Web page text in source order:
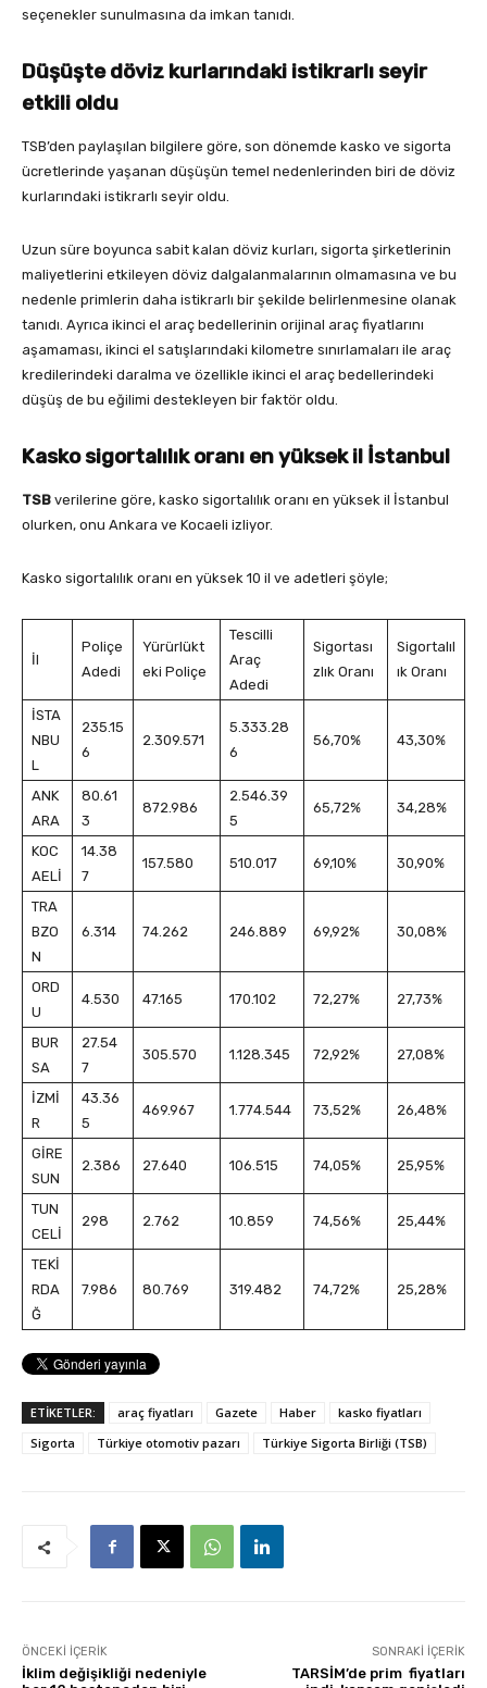
seçenekler sunulmasına da imkan tanıdı.
Düşüşte döviz kurlarındaki istikrarlı seyir
etkili oldu
TSB’den paylaşılan bilgilere göre, son dönemde kasko ve sigorta
ücretlerinde yaşanan düşüşün temel nedenlerinden biri de döviz
kurlarındaki istikrarlı seyir oldu.
Uzun süre boyunca sabit kalan döviz kurları, sigorta şirketlerinin
maliyetlerini etkileyen döviz dalgalanmalarının olmamasına ve bu
nedenle primlerin daha istikrarlı bir şekilde belirlenmesine olanak
tanıdı. Ayrıca ikinci el araç bedellerinin orijinal araç fiyatlarını
aşamaması, ikinci el satışlarındaki kilometre sınırlamaları ile araç
kredilerindeki daralma ve özellikle ikinci el araç bedellerindeki
düşüş de bu eğilimi destekleyen bir faktör oldu.
Kasko sigortalılık oranı en yüksek il İstanbul
TSB verilerine göre, kasko sigortalılık oranı en yüksek il İstanbul
olurken, onu Ankara ve Kocaeli izliyor.
Kasko sigortalılık oranı en yüksek 10 il ve adetleri şöyle;
İl
Poliçe
Adedi
Yürürlükt
eki Poliçe
Tescilli
Araç
Adedi
Sigortası
zlık Oranı
Sigortalıl
ık Oranı
İSTA
NBU
L
235.15
6
2.309.571
5.333.28
6
56,70% 43,30%
ANK
ARA
80.61
3
872.986
2.546.39
5
65,72% 34,28%
KOC
AELİ
14.38
7
157.580 510.017 69,10% 30,90%
TRA
BZO
N
6.314 74.262 246.889 69,92% 30,08%
ORD
U
4.530 47.165 170.102 72,27% 27,73%
BUR
SA
27.54
7
305.570 1.128.345 72,92% 27,08%
İZMİ
R
43.36
5
469.967 1.774.544 73,52% 26,48%
GİRE
SUN
2.386 27.640 106.515 74,05% 25,95%
TUN
CELİ
298 2.762 10.859 74,56% 25,44%
TEKİ
RDA
Ğ
7.986 80.769 319.482 74,72% 25,28%
ETİKETLER: araç fiyatları Gazete Haber
kasko fiyatları
Sigorta
Türkiye otomotiv pazarı Türkiye Sigorta Birliği (TSB)
ÖNCEKI İÇERIK
İklim değişikliği nedeniyle
SONRAKI İÇERIK
TARSİM’de prim fiyatları